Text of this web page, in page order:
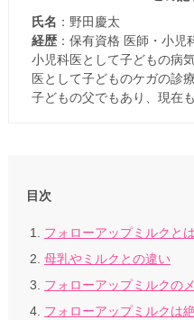
氏名 ：野田慶太
経歴 ：保有資格 医師・小児
小児科医として子どもの病
医として子どものケガの診
子どもの父でもあり、現在
目次
フォローアップミルクと
母乳やミルクとの違い
フォローアップミルクの
フォローアップミルクは